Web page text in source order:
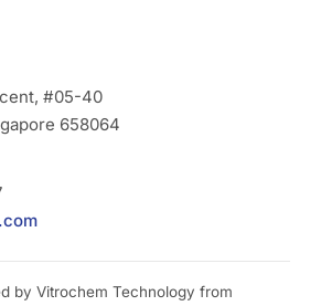
acrylic
acrylic
acrylic
acrylic
kim
#05-40
658064
by Vitrochem Technology from